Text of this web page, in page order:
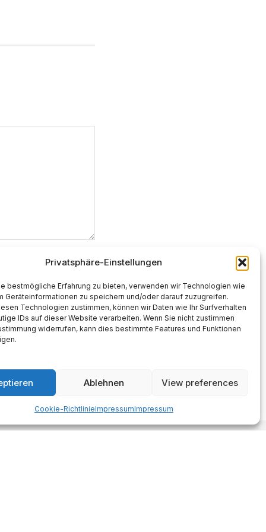
Privatsphäre-Einstellungen
bestmögliche Erfahrung zu bieten, verwenden wir Technologien wie
Geräteinformationen zu speichern und/oder darauf zuzugreifen.
Technologien zustimmen, können wir Daten wie Ihr Surfverhalten
IDs auf dieser Website verarbeiten. Wenn Sie nicht zustimmen
widerrufen, kann dies bestimmte Features und Funktionen
Ablehnen View preferences
Cookie-RichtlinieImpressumImpressum